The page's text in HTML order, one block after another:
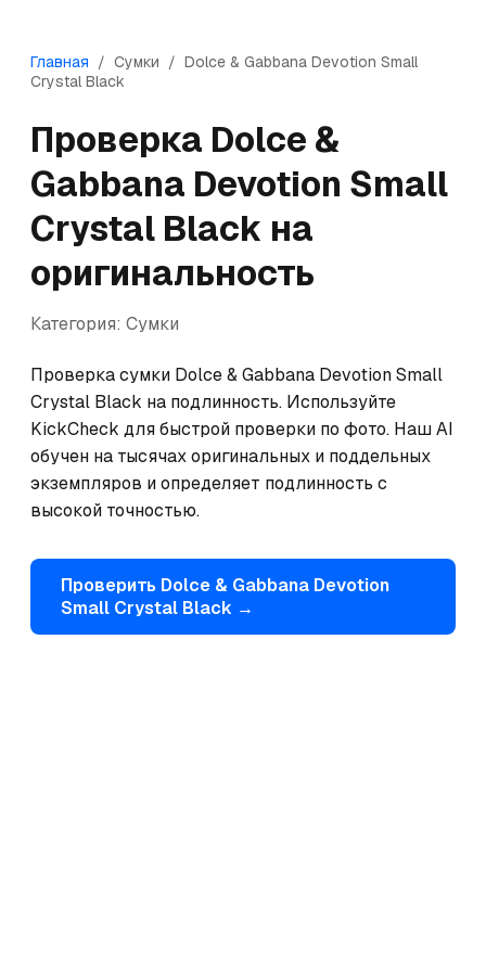
Главная / Сумки / Dolce & Gabbana Devotion Small
Crystal Black
Проверка Dolce &
Gabbana Devotion Small
Crystal Black на
оригинальность
Категория: Сумки
Проверка сумки Dolce & Gabbana Devotion Small
Crystal Black на подлинность. Используйте
KickCheck для быстрой проверки по фото. Наш AI
обучен на тысячах оригинальных и поддельных
экземпляров и определяет подлинность с
высокой точностью.
Проверить Dolce & Gabbana Devotion
Small Crystal Black →